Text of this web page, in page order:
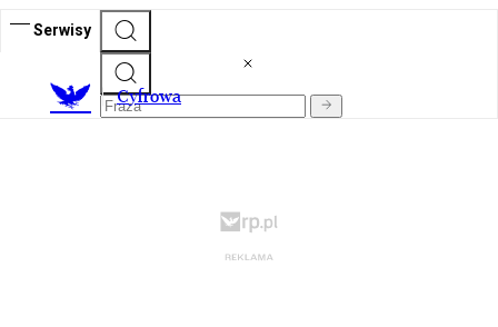
Serwisy
Cyfrowa